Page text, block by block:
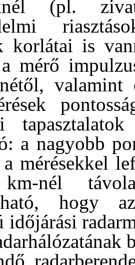
(pl.
korlátai is
mérő
valamint
a nagyobb
mérésekkel
nél
hogy
időjárási